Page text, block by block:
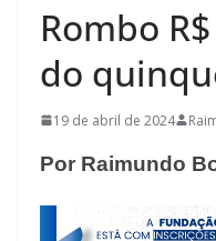
Rombo
do
19 de abril de 2024
Por Raimundo